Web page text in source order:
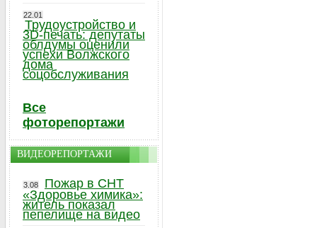
22.01
Трудоустройство и
3D-печать: депутаты
облдумы оценили
успехи Волжского
дома
соцобслуживания
Все
фоторепортажи
ВИДЕОРЕПОРТАЖИ
3.08
Пожар в СНТ
«Здоровье химика»:
житель показал
пепелище на видео